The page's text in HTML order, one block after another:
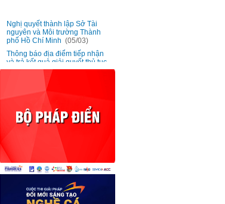
nguyên và Môi trường Thành
phố Hồ Chí Minh(05/03)
và trả kết quả giải quyết thủ tục
hành chính của Sở Tài nguyên
và Môi trường
Triển khai phong trào “Hãy trở
thành Công dân số Thành phố
Hồ Chí Minh - Kết nối nhanh
chóng giữa công dân và chính
quyền” cho công chức, viên
chức và người lao động
■
Ban hành đơn giá bồi thường
vật nuôi trên địa bàn Thành phố
Hồ Chí Minh
(13/01)
■
Lấy ý kiến góp ý dự thảo Nghị
02/2017/NQ-HĐND ngày 06
tháng 7 năm 2017(13/01)